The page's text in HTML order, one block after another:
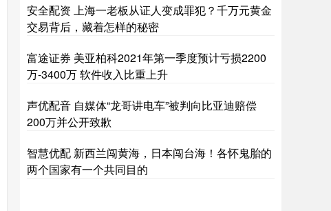
安全配资 上海一老板从证人变成罪犯？千万元黄金
交易背后，藏着怎样的秘密
富途证券 美亚柏科2021年第一季度预计亏损2200
万-3400万 软件收入比重上升
声优配音 自媒体“龙哥讲电车”被判向比亚迪赔偿
200万并公开致歉
智慧优配 新西兰闯黄海，日本闯台海！各怀鬼胎的
两个国家有一个共同目的